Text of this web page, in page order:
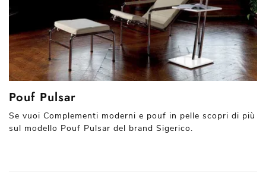
Pouf Pulsar
Se vuoi Complementi moderni e pouf in pelle scopri di più
sul modello Pouf Pulsar del brand Sigerico.